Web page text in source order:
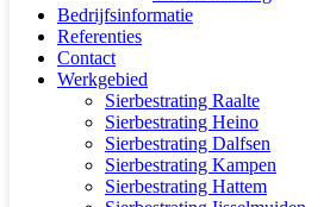
Bedrijfsinformatie
Referenties
Contact
Werkgebied
Sierbestrating Raalte
Sierbestrating Heino
Sierbestrating Dalfsen
Sierbestrating Kampen
Sierbestrating Hattem